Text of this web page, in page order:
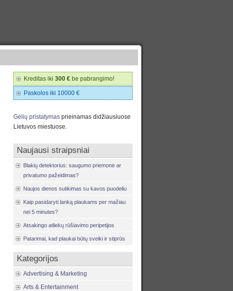
Kreditas iki 300 € be pabrangimo!
Paskolos iki 10000 €
Gėlių pristatymas prieinamas didžiausiuose
Lietuvos miestuose.
Naujausi straipsniai
Blakių detektorius: saugumo priemonė ar
privatumo pažeidimas?
Naujos dienos sutikimas su kavos puodeliu
Kaip pasidaryti lanką plaukams per mažiau
nei 5 minutes?
Atsakingo atliekų rūšiavimo peripetijos
Patarimai, kad plaukai būtų sveiki ir stiprūs
Kategorijos
Advertising & Marketing
Arts & Entertainment